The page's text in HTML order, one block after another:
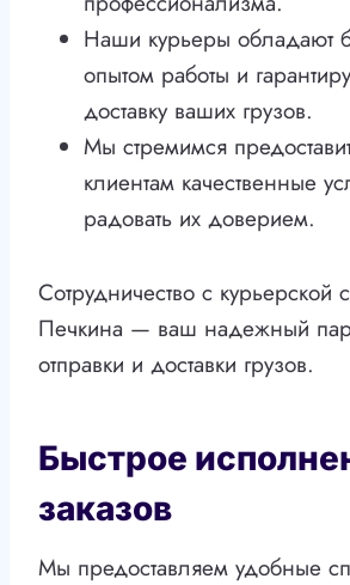
Наши курьеры обладают
опытом работы и
доставку ваших грузов.
Мы стремимся
клиентам качественные
радовать их доверием.
Сотрудничество с курьерской
Печкина — ваш надежный
отправки и доставки грузов.
Быстрое
заказов
Мы предоставляем удобные